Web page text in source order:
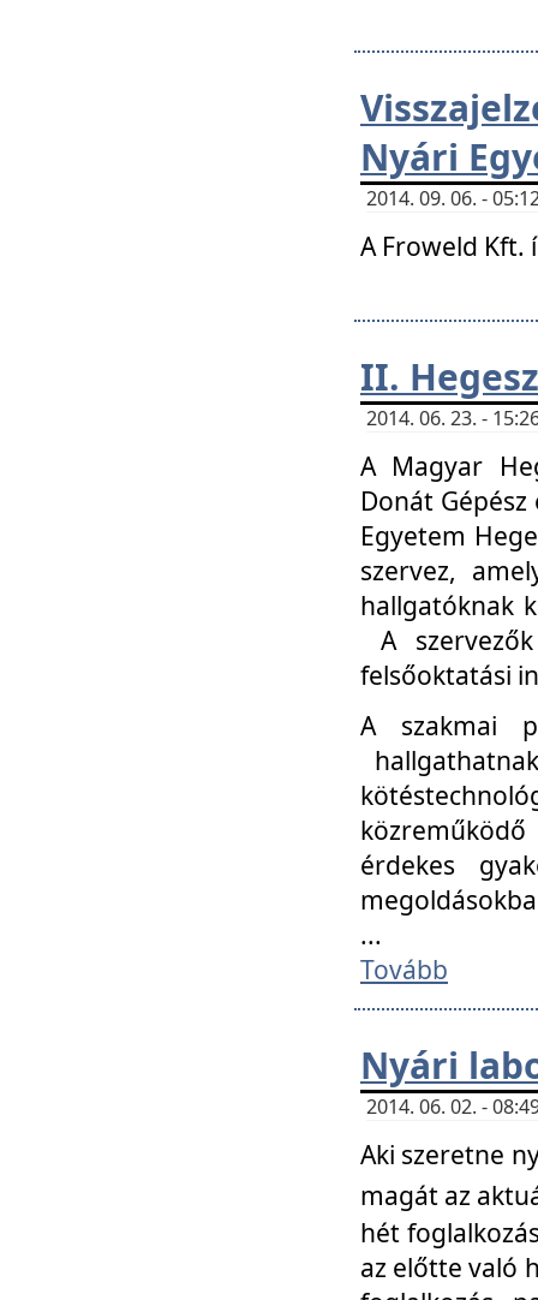
Nyári
2014. 09. 06. -
A Froweld
II.
2014. 06. 23. -
A Magyar
Donát
Egyetem
szervez,
hallgatóknak
A
felsőoktatási
A szakmai
érdekes
...
Tovább
Nyári
2014. 06. 02. -
Aki szeretne
magát az
hét
az előtte való